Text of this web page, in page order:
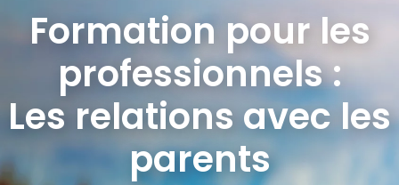
Formation pour les
professionnels :
Les relations avec les
parents